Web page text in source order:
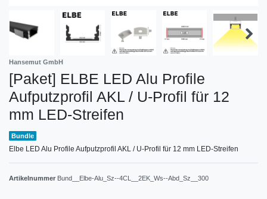
Hansemut GmbH
[Paket] ELBE LED Alu Profile
Aufputzprofil AKL / U-Profil für 12
mm LED-Streifen
Bundle
Elbe LED Alu Profile Aufputzprofil AKL / U-Profil für 12 mm LED-Streifen
Artikelnummer Bund__Elbe-Alu_Sz--4CL__2EK_Ws--Abd_Sz__300